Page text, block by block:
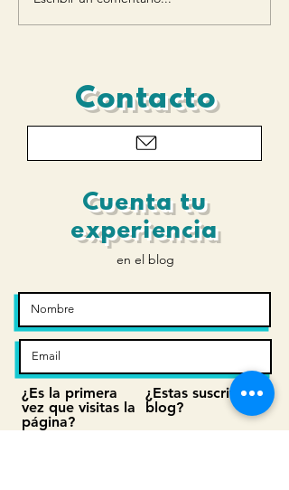
flexoextensión y rotación
Contacto
Cuenta tu
experiencia
en el blog
¿Es la primera
vez que visitas la
página?
¿Estas suscrito al
blog?